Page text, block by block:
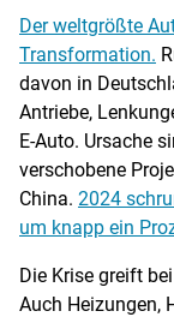
Der weltgrößte
Transformation.
davon in
Antriebe,
E-Auto. Ursache
verschobene
China. 2024
um knapp ein
Die Krise greift
Auch Heizungen,